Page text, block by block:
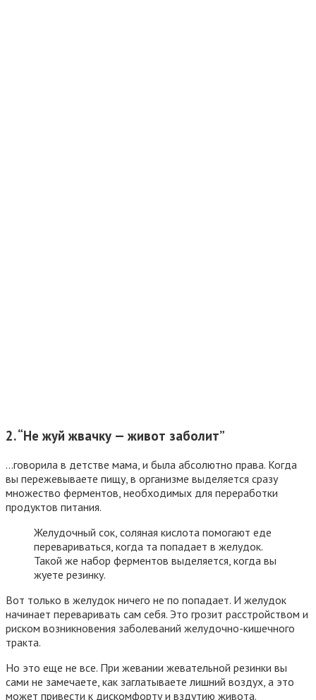
2. “Не жуй жвачку — живот заболит”
…говорила в детстве мама, и была абсолютно права. Когда
вы пережевываете пищу, в организме выделяется сразу
множество ферментов, необходимых для переработки
продуктов питания.
Желудочный сок, соляная кислота помогают еде
перевариваться, когда та попадает в желудок.
Такой же набор ферментов выделяется, когда вы
жуете резинку.
Вот только в желудок ничего не по попадает. И желудок
начинает переваривать сам себя. Это грозит расстройством и
риском возникновения заболеваний желудочно-кишечного
тракта.
Но это еще не все. При жевании жевательной резинки вы
сами не замечаете, как заглатываете лишний воздух, а это
может привести к дискомфорту и вздутию живота.